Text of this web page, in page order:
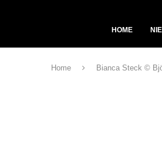
HOME
Home Bianca Steck ©